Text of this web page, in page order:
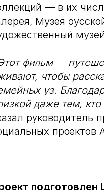
— в их
Музея
фильм —
чтобы
уз.
даже тем,
руководитель
проектов
подготовлен